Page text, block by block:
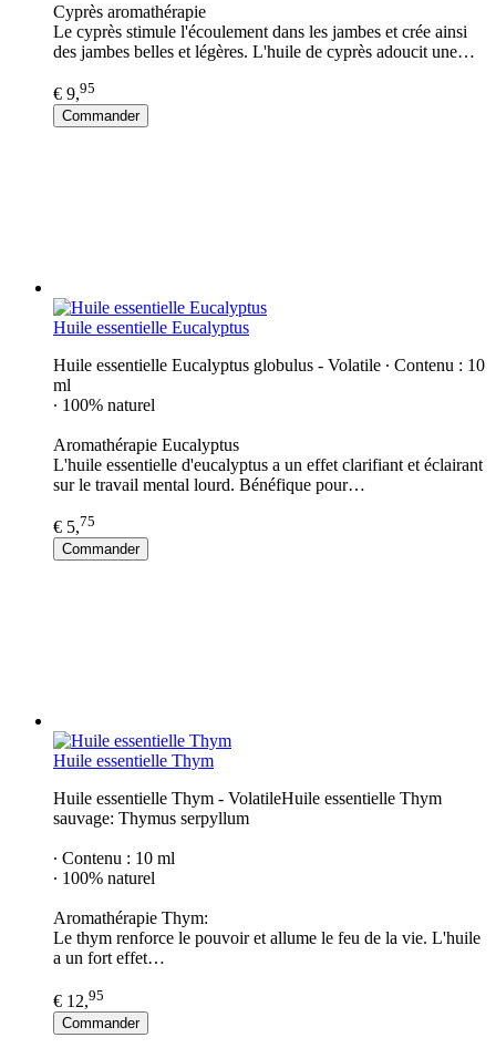
Cyprès aromathérapie
Le cyprès stimule l'écoulement dans les jambes et crée ainsi
des jambes belles et légères. L'huile de cyprès adoucit une…
€ 9,95
Commander
Huile essentielle Eucalyptus
Huile essentielle Eucalyptus globulus - Volatile ∙ Contenu : 10
ml
∙ 100% naturel
Aromathérapie Eucalyptus
L'huile essentielle d'eucalyptus a un effet clarifiant et éclairant
sur le travail mental lourd. Bénéfique pour…
€ 5,75
Commander
Huile essentielle Thym
Huile essentielle Thym - VolatileHuile essentielle Thym
sauvage: Thymus serpyllum
∙ Contenu : 10 ml
∙ 100% naturel
Aromathérapie Thym:
Le thym renforce le pouvoir et allume le feu de la vie. L'huile
a un fort effet…
€ 12,95
Commander